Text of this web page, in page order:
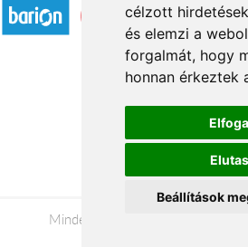
célzott
és elemzi a
forgalmát, hogy
honnan érkeztek
Beállítások
Á.SZ.F.
Impresszum
Adatkezelési
Minden jog fenntartva © 2026 |